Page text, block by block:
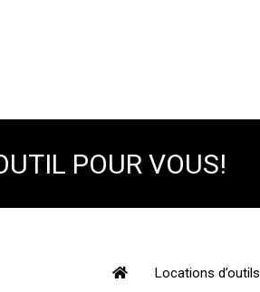
POUR VOUS!
Locations d’outils